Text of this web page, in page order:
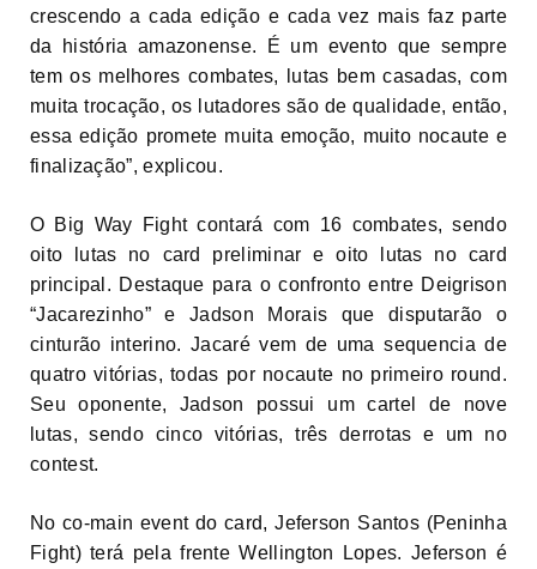
crescendo a cada edição e cada vez mais faz parte
da história amazonense. É um evento que sempre
tem os melhores combates, lutas bem casadas, com
muita trocação, os lutadores são de qualidade, então,
essa edição promete muita emoção, muito nocaute e
finalização”, explicou.
O Big Way Fight contará com 16 combates, sendo
oito lutas no card preliminar e oito lutas no card
principal. Destaque para o confronto entre Deigrison
“Jacarezinho” e Jadson Morais que disputarão o
cinturão interino. Jacaré vem de uma sequencia de
quatro vitórias, todas por nocaute no primeiro round.
Seu oponente, Jadson possui um cartel de nove
lutas, sendo cinco vitórias, três derrotas e um no
contest.
No co-main event do card, Jeferson Santos (Peninha
Fight) terá pela frente Wellington Lopes. Jeferson é